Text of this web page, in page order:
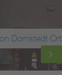
Dornstedt Ort